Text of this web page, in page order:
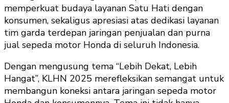
memperkuat budaya layanan Satu Hati dengan
konsumen, sekaligus apresiasi atas dedikasi layanan
tim garda terdepan jaringan penjualan dan purna
jual sepeda motor Honda di seluruh Indonesia.
Dengan mengusung tema “Lebih Dekat, Lebih
Hangat”, KLHN 2025 merefleksikan semangat untuk
membangun koneksi antara jaringan sepeda motor